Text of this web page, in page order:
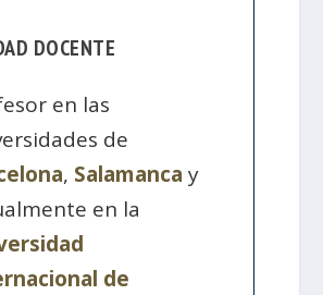
DOCENTE
en las
de
, Salamanca y
en la
de